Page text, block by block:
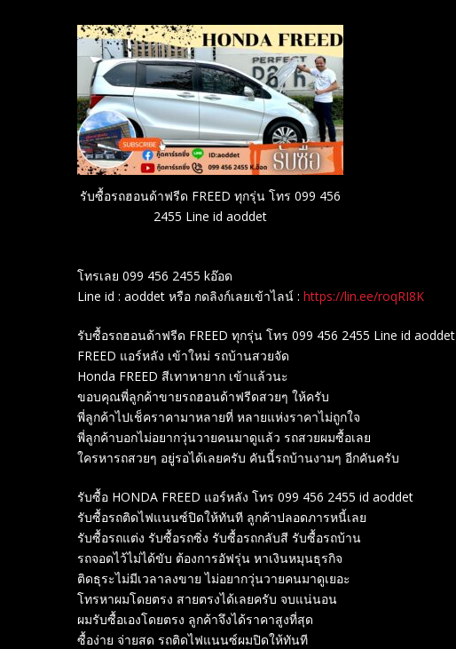
รับซื้อรถฮอนด้าฟรีด FREED ทุกรุ่น โทร 099 456
2455 Line id aoddet
โทรเลย 099 456 2455 kอ๊อด
Line id : aoddet หรือ กดลิงก์เลยเข้าไลน์ : https://lin.ee/roqRI8K
รับซื้อรถฮอนด้าฟรีด FREED ทุกรุ่น โทร 099 456 2455 Line id aoddet
FREED แอร์หลัง เข้าใหม่ รถบ้านสวยจัด
Honda FREED สีเทาหายาก เข้าแล้วนะ
ขอบคุณพี่ลูกค้าขายรถฮอนด้าฟรีดสวยๆ ให้ครับ
พี่ลูกค้าไปเช็คราคามาหลายที่ หลายแห่งราคาไม่ถูกใจ
พี่ลูกค้าบอกไม่อยากวุ่นวายคนมาดูแล้ว รถสวยผมซื้อเลย
ใครหารถสวยๆ อยู่รอได้เลยครับ คันนี้รถบ้านงามๆ อีกคันครับ
รับซื้อ HONDA FREED แอร์หลัง โทร 099 456 2455 id aoddet
รับซื้อรถติดไฟแนนซ์ปิดให้ทันที ลูกค้าปลอดภารหนี้เลย
รับซื้อรถแต่ง รับซื้อรถซิ่ง รับซื้อรถกลับสี รับซื้อรถบ้าน
รถจอดไว้ไม่ได้ขับ ต้องการอัฟรุ่น หาเงินหมุนธุรกิจ
ติดธุระไม่มีเวลาลงขาย ไม่อยากวุ่นวายคนมาดูเยอะ
โทรหาผมโดยตรง สายตรงได้เลยครับ จบแน่นอน
ผมรับซื้อเองโดยตรง ลูกค้าจึงได้ราคาสูงที่สุด
ซื้อง่าย จ่ายสด รถติดไฟแนนซ์ผมปิดให้ทันที